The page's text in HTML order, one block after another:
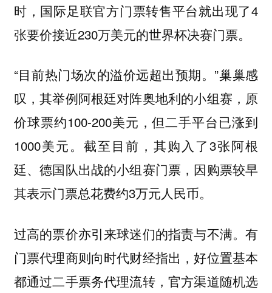
时，国际足联官方门票转售平台就出现了4
张要价接近230万美元的世界杯决赛门票。
“目前热门场次的溢价远超出预期。”巢巢感
叹，其举例阿根廷对阵奥地利的小组赛，原
价球票约100-200美元，但二手平台已涨到
1000美元。截至目前，其购入了3张阿根
廷、德国队出战的小组赛门票，因购票较早
其表示门票总花费约3万元人民币。
过高的票价亦引来球迷们的指责与不满。有
门票代理商则向时代财经指出，好位置基本
都通过二手票务代理流转，官方渠道随机选